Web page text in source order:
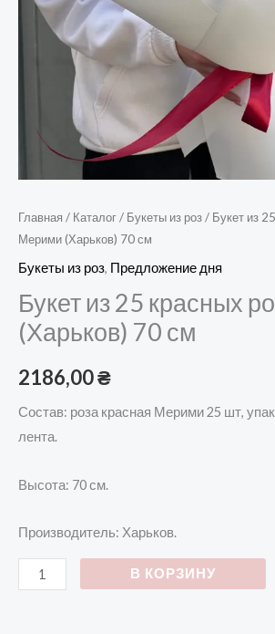
Главная / Каталог/ Букеты из роз/ Букет из
Мерими (Харьков) 70 см
Букеты из роз, Предложение дня
Букет из 25 красных
(Харьков) 70 см
2186,00₴
Состав: роза красная Мерими 25 шт,
лента.
Высота: 70 см.
Производитель: Харьков.
В КОРЗИНУ